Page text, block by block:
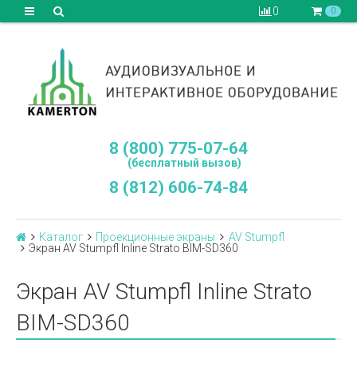
0 0
8 (800) 775-07-64
(бесплатный вызов)
8 (812) 606-74-84
Каталог Проекционные экраны
AV Stumpfl
Экран AV Stumpfl Inline Strato BIM-SD360
Экран AV Stumpfl Inline Strato
BIM-SD360